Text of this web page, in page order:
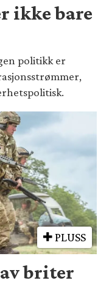
ikke bare
politikk er
PLUSS
av briter